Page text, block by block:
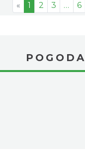
« 1 2 3 … 6
POGODA